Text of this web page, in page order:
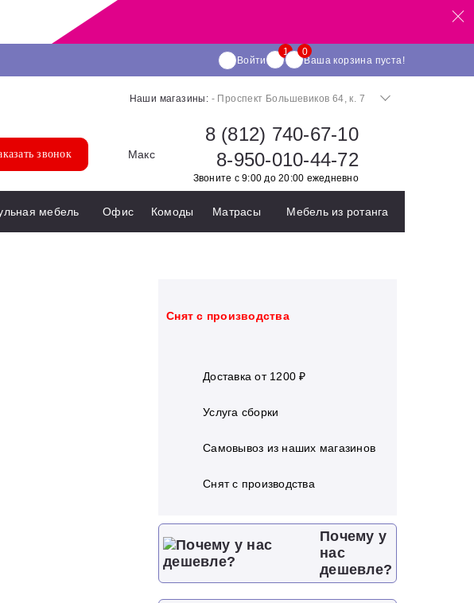
Войти Ваша корзина пуста!
Наши магазины: - Проспект Большевиков 64, к. 7
звонок Макс
8 (812) 740-67-10
8-950-010-44-72
Звоните с 9:00 до 20:00 ежедневно
мебель Офис Комоды Матрасы Мебель из ротанга
Cнят с производства
Доставка от 1200 ₽
Услуга сборки
Самовывоз из наших магазинов
Cнят с производства
Почему у
нас
дешевле?